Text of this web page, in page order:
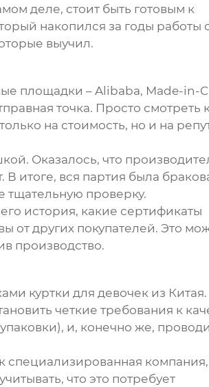
деле, стоит быть готовым к
накопился за годы работы
выучил.
площадки – Alibaba, Made-in-
точка. Просто смотреть
на стоимость, но и на
Оказалось, что
В итоге, вся партия была
тщательную проверку.
история, какие сертификаты
от других покупателей. Это
производство.
куртки для девочек из Китая.
четкие требования к
и, конечно же,
специализированная компания,
что это потребует